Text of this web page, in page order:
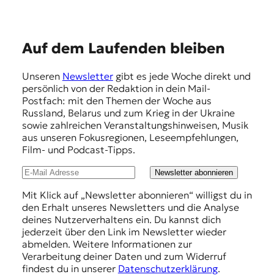
Auf dem Laufenden bleiben
Unseren Newslettergibt es jede Woche direkt und
persönlich von der Redaktion in dein Mail-
Postfach: mit den Themen der Woche aus
Russland, Belarus und zum Krieg in der Ukraine
sowie zahlreichen Veranstaltungshinweisen, Musik
aus unseren Fokusregionen, Leseempfehlungen,
Film- und Podcast-Tipps.
Newsletter abonnieren
Mit Klick auf „Newsletter abonnieren“ willigst du in
den Erhalt unseres Newsletters und die Analyse
deines Nutzerverhaltens ein. Du kannst dich
jederzeit über den Link im Newsletter wieder
abmelden. Weitere Informationen zur
Verarbeitung deiner Daten und zum Widerruf
findest du in unserer Datenschutzerklärung.